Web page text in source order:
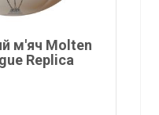
м'яч Molten
Replica